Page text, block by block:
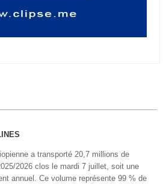
a transporté 20,7 millions de
2026 clos le mardi 7 juillet, soit une
annuel. Ce volume représente 99 % de